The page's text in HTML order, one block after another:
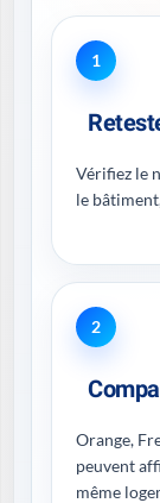
1
Vérifiez le
le
2
Orange,
peuvent
même